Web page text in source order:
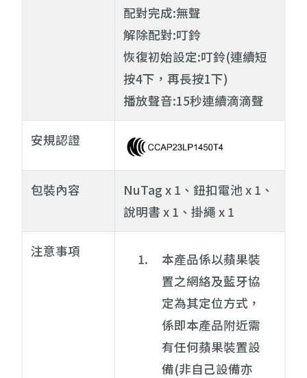
配對完成:無聲
解除配對:叮鈴
恢復初始設定:叮鈴(連續短
按4下，再長按1下)
播放聲音:15秒連續滴滴聲
安規認證
包裝內容
NuTag x 1、鈕扣電池 x 1、
說明書 x 1、掛繩 x 1
注意事項
本產品係以蘋果裝
置之網絡及藍牙協
定為其定位方式，
係即本產品附近需
有任何蘋果裝置設
備(非自己設備亦